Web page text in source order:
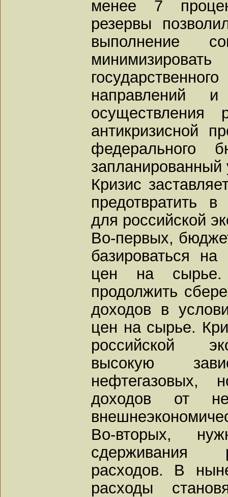
менее 7
резервы
выполнение
направлений и
осуществления
антикризисной
федерального
запланированный
Кризис
предотвратить
для российской
Во-первых,
базироваться на
цен на сырье.
продолжить
доходов в
цен на сырье.
российской
высокую
нефтегазовых,
доходов от
Во-вторых,
сдерживания
расходов. В
расходы